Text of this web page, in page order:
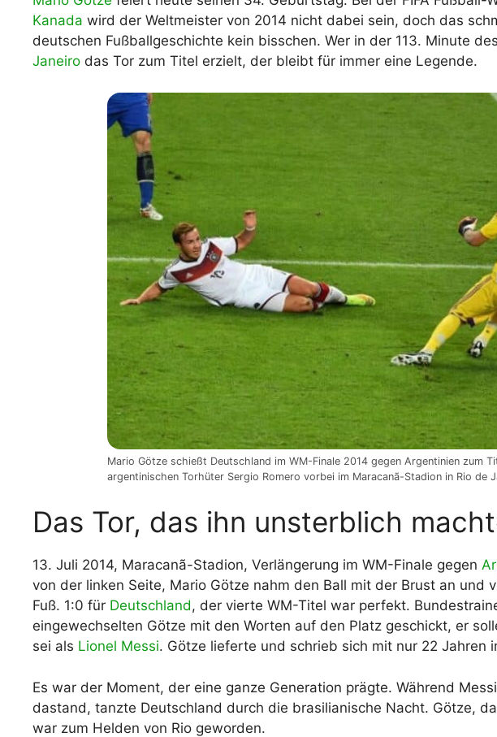
WM 2026 Spielplan Excel –
downloaden & automatisch ausfüllen
Kanada wird der Weltmeister von 2014 nicht dabei sein, doch das
deutschen Fußballgeschichte kein bisschen. Wer in der 113. Minute des
Janeiro das Tor zum Titel erzielt, der bleibt für immer eine Legende.
Mario Götze schießt Deutschland im WM-Finale 2014 gegen Argentinien zum
argentinischen Torhüter Sergio Romero vorbei im Maracanã-Stadion in Rio de
Das Tor, das ihn unsterblich
13. Juli 2014, Maracanã-Stadion, Verlängerung im WM-Finale gegen
von der linken Seite, Mario Götze nahm den Ball mit der Brust an und
Fuß. 1:0 für Deutschland, der vierte WM-Titel war perfekt.
eingewechselten Götze mit den Worten auf den Platz geschickt, er
sei als Lionel Messi. Götze lieferte und schrieb sich mit nur 22 Jahren
Es war der Moment, der eine ganze Generation prägte. Während
dastand, tanzte Deutschland durch die brasilianische Nacht. Götze,
war zum Helden von Rio geworden.